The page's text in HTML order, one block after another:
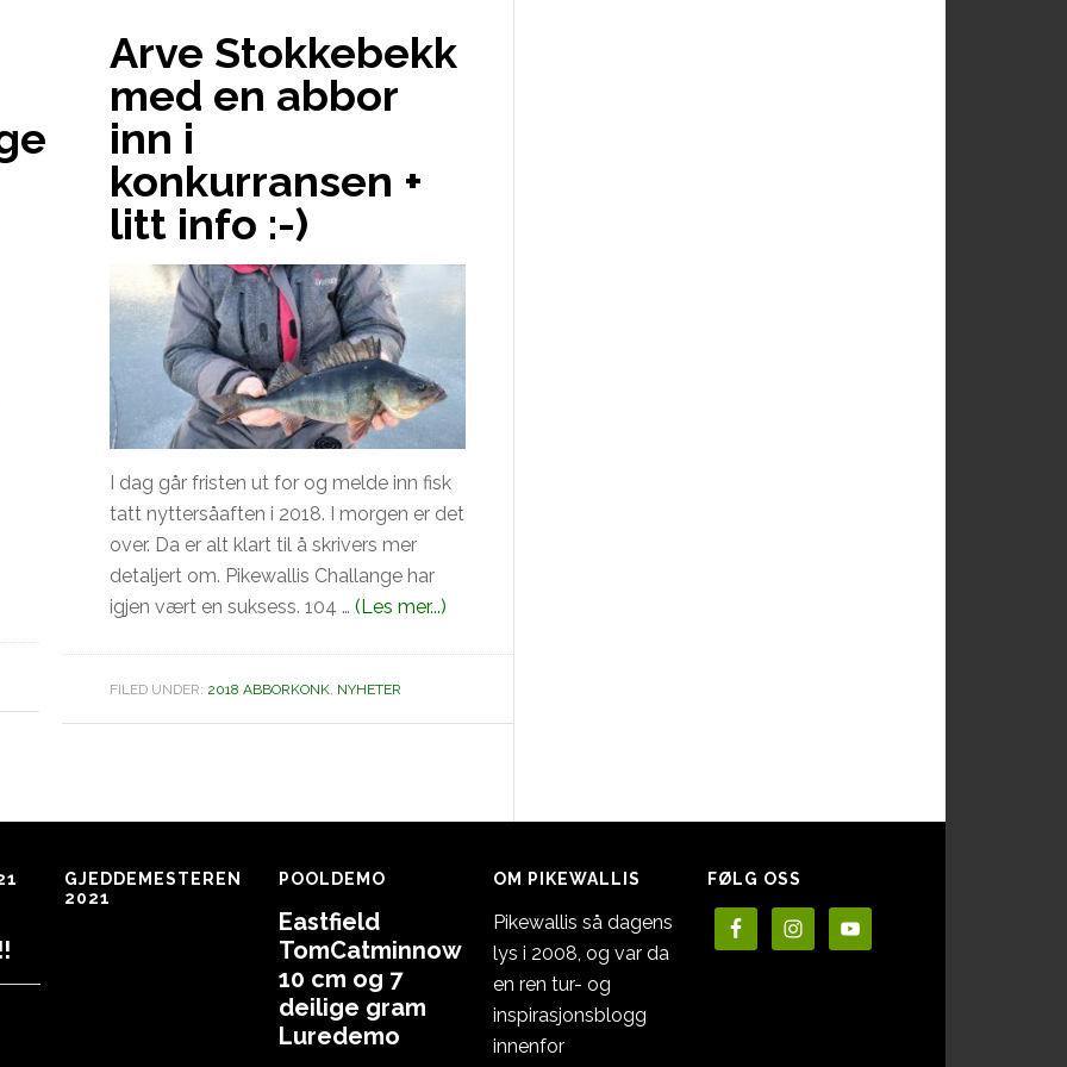
Arve Stokkebekk
med en abbor
inn i
konkurransen +
litt info :-)
I dag går fristen ut for og melde inn fisk
tatt nyttersåaften i 2018. I morgen er det
over. Da er alt klart til å skrivers mer
detaljert om. Pikewallis Challange har
igjen vært en suksess. 104 …(Les mer...)
abbor
konkurransen
:-)
FILED UNDER: 2018 ABBORKONK NYHETER
GJEDDEMESTEREN
2021
POOLDEMO
Eastfield
TomCatminnow
10 cm og 7
deilige gram
Luredemo
OM PIKEWALLIS
Pikewallis så dagens
lys i 2008, og var da
en ren tur- og
inspirasjonsblogg
innenfor
FØLG OSS